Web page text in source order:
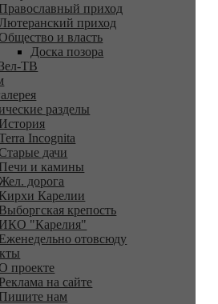
Православный приход
приход
и власть
Доска позора
Зел-ТВ
разделы
История
Incognita
дачи
Печи и камины
Жел. дорога
Кирхи Карелии
Выборгская крепость
ИКО "Карелия"
Еженедельно отовсюду
проекте
Реклама на сайте
Пишите нам